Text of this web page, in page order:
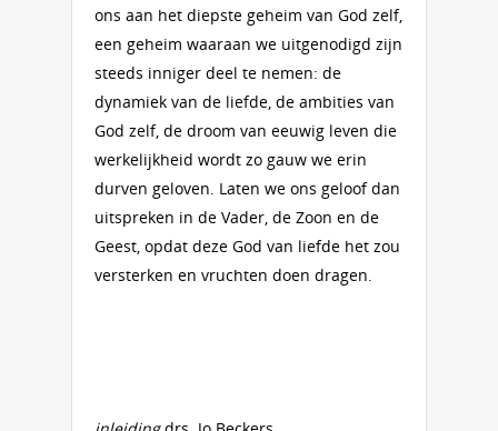
ons aan het diepste geheim van God zelf,
een geheim waaraan we uitgenodigd zijn
steeds inniger deel te nemen: de
dynamiek van de liefde, de ambities van
God zelf, de droom van eeuwig leven die
werkelijkheid wordt zo gauw we erin
durven geloven. Laten we ons geloof dan
uitspreken in de Vader, de Zoon en de
Geest, opdat deze God van liefde het zou
versterken en vruchten doen dragen.